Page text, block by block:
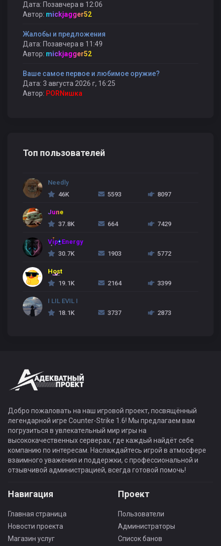
Дата: Позавчера в 12:06
Автор: mickjagger52
Жалобы и предложения
Дата: Позавчера в 11:49
Автор: mickjagger52
Ваше самое первое и любимое оружие?
Дата: 3 августа 2026 г, 16:25
Автор: PORNишка
Топ пользователей
Needly
46K
5593 8097
June
37.8K
664 7429
Vip_Energy
30.7K
1903 5772
Host
19.1K
2164 3399
I LIL EVIL I
18.1K
3737 2873
Добро пожаловать на наш игровой проект, посвящённый
легендарной игре Counter-Strike 1.6! Мы предлагаем вам
погрузиться в увлекательный мир игры на
высококачественных серверах, где каждый найдёт себе
компанию по интересам. Наслаждайтесь игрой в атмосфере
взаимного уважения и поддержки, с профессиональной и
отзывчивой администрацией, всегда готовой помочь!
Навигация
Главная страница
Новости проекта
Магазин услуг
Проект
Пользователи
Администраторы
Список банов